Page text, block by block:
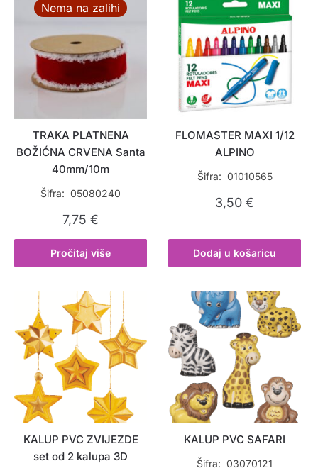
Nema na zalihi
TRAKA PLATNENA
BOŽIĆNA CRVENA Santa
40mm/10m
Šifra: 05080240
7,75€
Pročitaj više
FLOMASTER MAXI 1/12
ALPINO
Šifra: 01010565
3,50€
Dodaj u košaricu
KALUP PVC ZVIJEZDE
set od 2 kalupa 3D
KALUP PVC SAFARI
Šifra: 03070121